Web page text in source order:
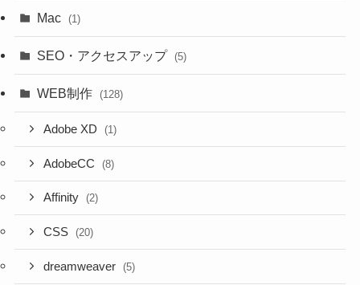
Mac (1)
SEO・アクセスアップ (5)
WEB制作 (128)
Adobe XD (1)
AdobeCC (8)
Affinity (2)
CSS (20)
dreamweaver (5)